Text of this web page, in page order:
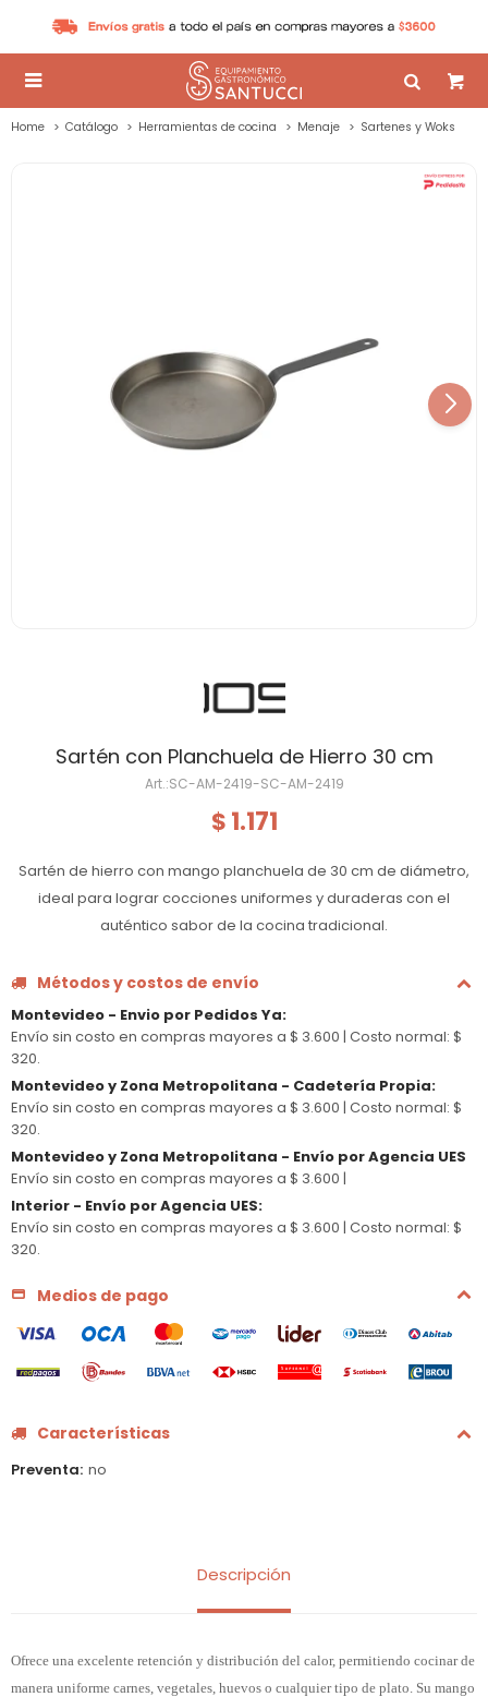

Home Catálogo Herramientas de cocina Menaje Sartenes y Woks
Sartén con Planchuela de Hierro 30 cm
SC-AM-2419-SC-AM-2419
$ 1.171
Sartén de hierro con mango planchuela de 30 cm de diámetro,
ideal para lograr cocciones uniformes y duraderas con el
auténtico sabor de la cocina tradicional.
Métodos y costos de envío
Montevideo - Envio por Pedidos Ya:
Envío sin costo en compras mayores a $ 3.600 | Costo normal: $
320.
Montevideo y Zona Metropolitana - Cadetería Propia:
Envío sin costo en compras mayores a $ 3.600 | Costo normal: $
320.
Montevideo y Zona Metropolitana - Envío por Agencia UES
Envío sin costo en compras mayores a $ 3.600 |
Interior - Envío por Agencia UES:
Envío sin costo en compras mayores a $ 3.600 | Costo normal: $
320.
Medios de pago
Características
Preventa no
Descripción
Ofrece una excelente retención y distribución del calor, permitiendo cocinar de
manera uniforme carnes, vegetales, huevos o cualquier tipo de plato. Su mango